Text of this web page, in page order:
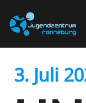
3. Juli